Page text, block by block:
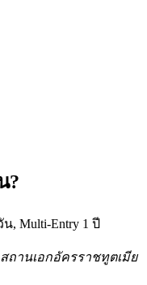
?
น, Multi-Entry 1 ปี
สถานเอกอัครราชทูตเมีย